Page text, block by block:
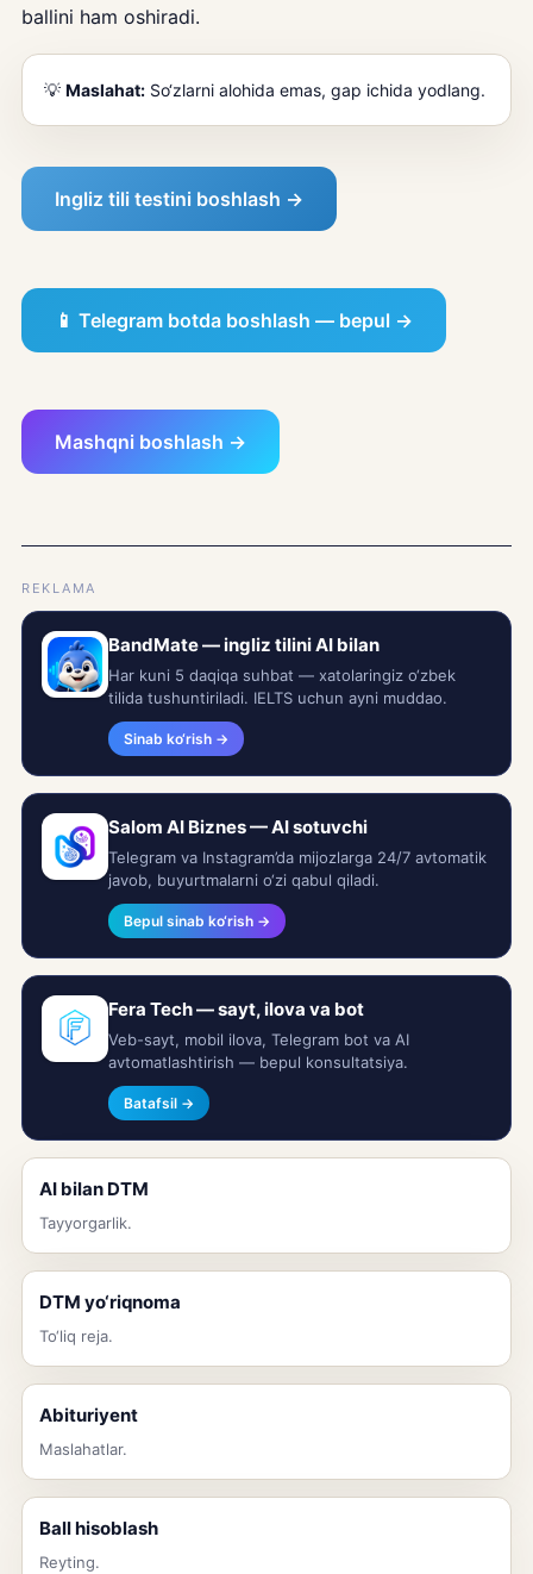
ballini ham oshiradi.
💡 Maslahat: So‘zlarni alohida emas, gap ichida yodlang.
Ingliz tili testini boshlash →
📱 Telegram botda boshlash — bepul →
Mashqni boshlash →
REKLAMA
BandMate — ingliz tilini AI bilan
Har kuni 5 daqiqa suhbat — xatolaringiz o‘zbek
tilida tushuntiriladi. IELTS uchun ayni muddao.
Sinab ko‘rish →
Salom AI Biznes — AI sotuvchi
Telegram va Instagram’da mijozlarga 24/7 avtomatik
javob, buyurtmalarni o‘zi qabul qiladi.
Bepul sinab ko‘rish →
Fera Tech — sayt, ilova va bot
Veb-sayt, mobil ilova, Telegram bot va AI
avtomatlashtirish — bepul konsultatsiya.
Batafsil →
AI bilan DTM
Tayyorgarlik.
DTM yo‘riqnoma
To‘liq reja.
Abituriyent
Maslahatlar.
Ball hisoblash
Reyting.